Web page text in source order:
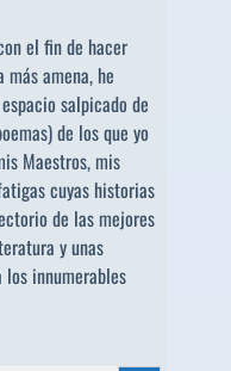
el fin de hacer
amena, he
salpicado de
de los que yo
Maestros, mis
cuyas historias
de las mejores
y unas
los innumerables